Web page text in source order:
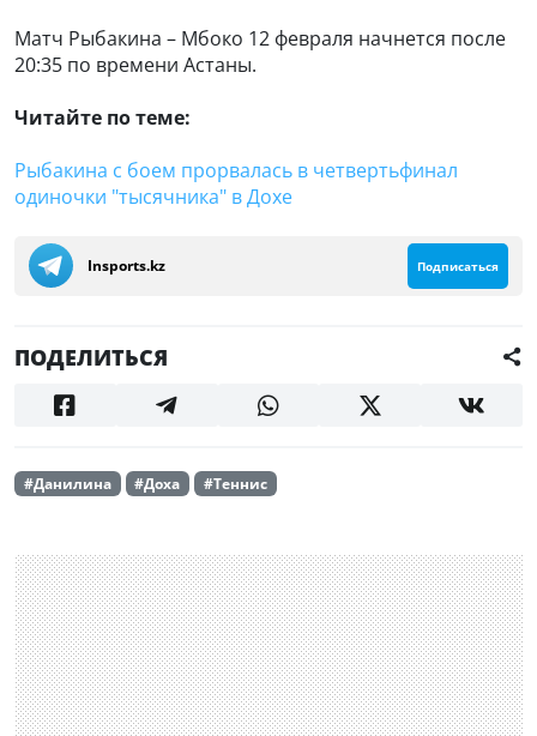
Матч Рыбакина – Мбоко 12 февраля начнется после
20:35 по времени Астаны.
Читайте по теме:
Рыбакина с боем прорвалась в четвертьфинал
одиночки "тысячника" в Дохе
Insports.kz Подписаться
ПОДЕЛИТЬСЯ
#Данилина #Доха #Теннис